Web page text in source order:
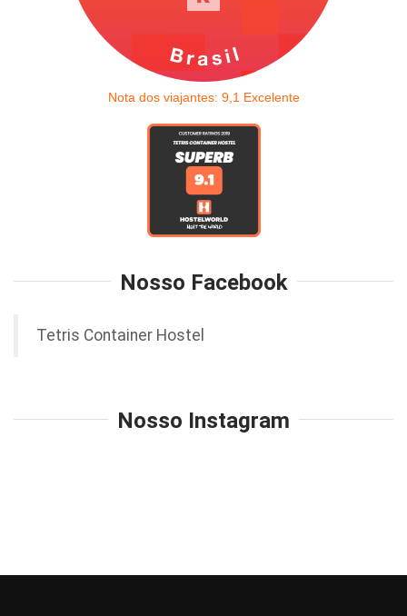
Nota dos viajantes: 9,1 Excelente
Nosso Facebook
Tetris Container Hostel
Nosso Instagram